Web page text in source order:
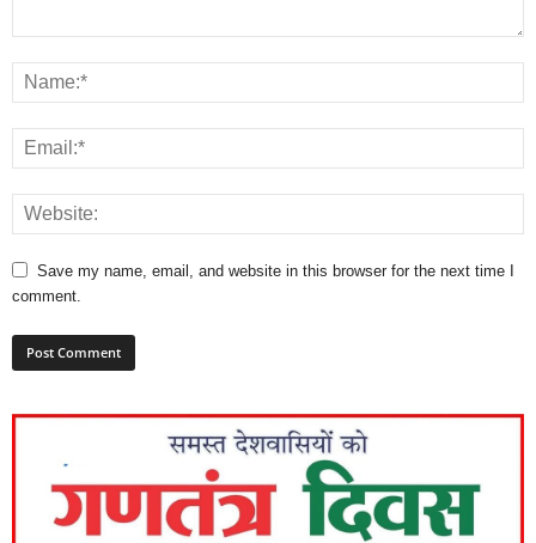
Save my name, email, and website in this browser for the next time I
comment.